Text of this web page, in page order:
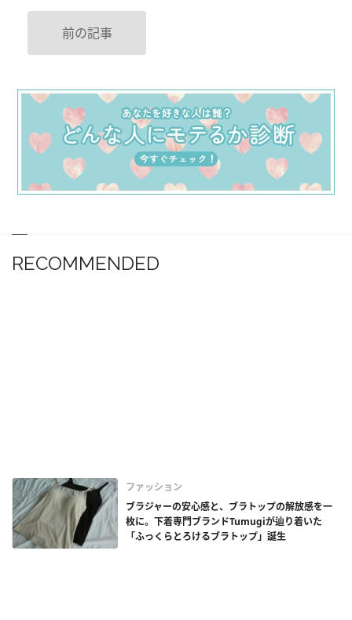
前の記事
RECOMMENDED
ファッション
ブラジャーの安心感と、ブラトップの解放感を一
枚に。下着専門ブランドTumugiが辿り着いた
「ふっくらとろけるブラトップ」誕生